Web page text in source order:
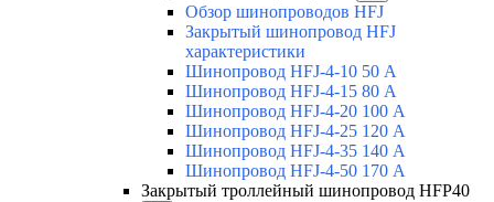
Обзор шинопроводов HFJ
Закрытый шинопровод HFJ
характеристики
Шинопровод HFJ-4-10 50 А
Шинопровод HFJ-4-15 80 А
Шинопровод HFJ-4-20 100 А
Шинопровод HFJ-4-25 120 А
Шинопровод HFJ-4-35 140 А
Шинопровод HFJ-4-50 170 А
Закрытый троллейный шинопровод HFP40